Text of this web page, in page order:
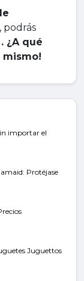
podrás
¿A qué
mismo!
importar el
Protéjase
Juguettos